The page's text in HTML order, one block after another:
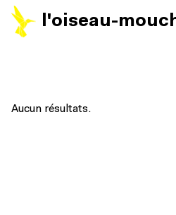
l'oiseau-
FILTRES
Aucun résultats.